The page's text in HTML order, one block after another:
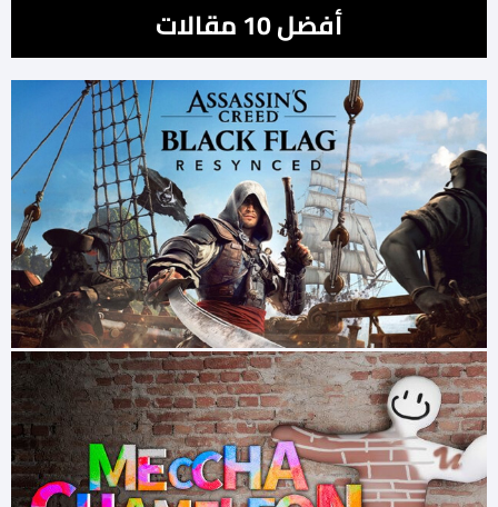
أفضل 10 مقالات